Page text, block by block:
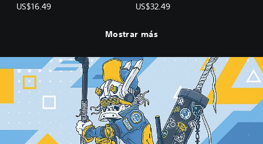
US$16.49 US$32.49
Mostrar más